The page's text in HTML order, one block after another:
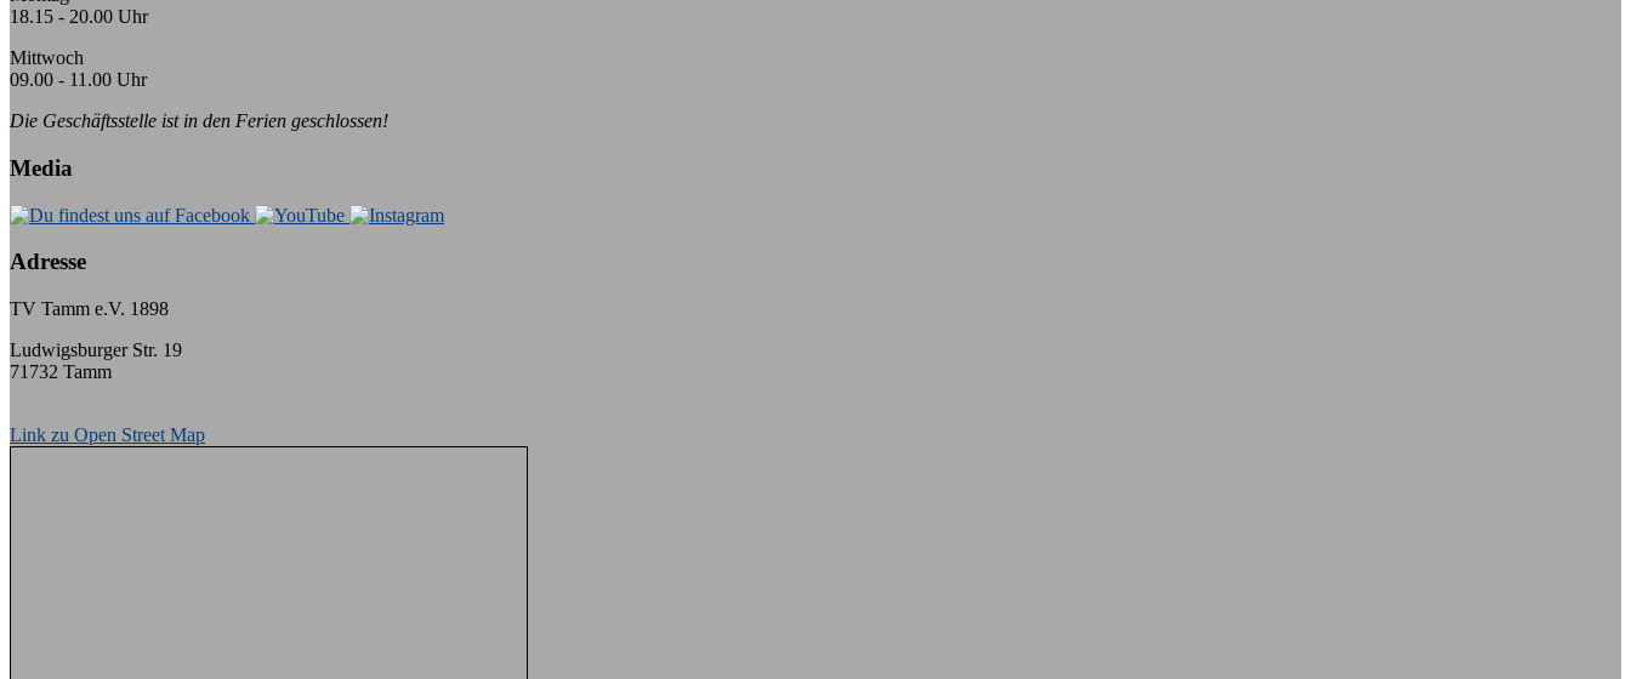
18.15 - 20.00 Uhr
Mittwoch
09.00 - 11.00 Uhr
Die Geschäftsstelle ist in den Ferien geschlossen!
Media
Adresse
TV Tamm e.V. 1898
Ludwigsburger Str. 19
71732 Tamm
Link zu Open Street Map